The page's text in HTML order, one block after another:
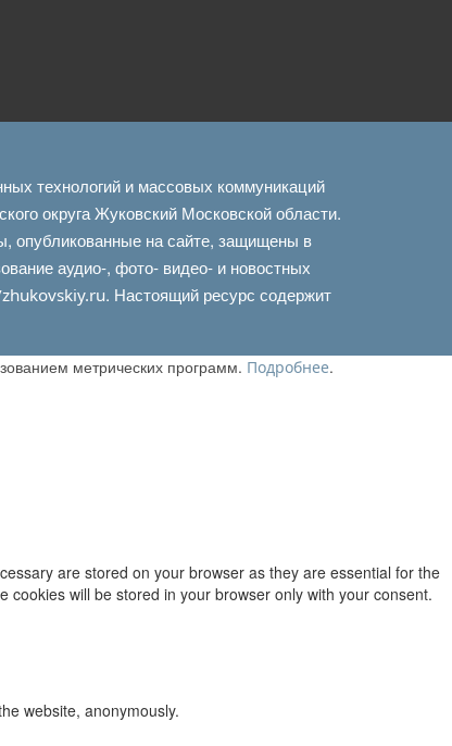
технологий и массовых коммуникаций
округа Жуковский Московской области.
опубликованные на сайте, защищены в
аудио-, фото- видео- и новостных
. Настоящий ресурс содержит
метрических программ. Подробнее.
are stored on your browser as they are essential for the
will be stored in your browser only with your consent.
website, anonymously.